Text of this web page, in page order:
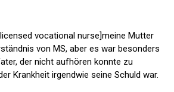
vocational nurse]meine Mutter
von MS, aber es war besonders
der nicht aufhören konnte zu
Krankheit irgendwie seine Schuld war.